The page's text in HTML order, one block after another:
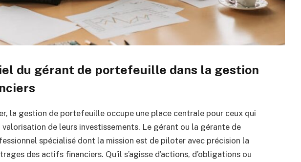
du gérant de portefeuille dans la gestion
la gestion de portefeuille occupe une place centrale pour ceux qui
de leurs investissements. Le gérant ou la gérante de
spécialisé dont la mission est de piloter avec précision la
des actifs financiers. Qu’il s’agisse d’actions, d’obligations ou